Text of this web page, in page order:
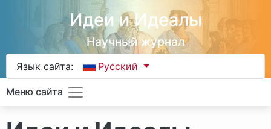
Идеи и Идеалы
Научный журнал
Язык сайта: Русский
Меню сайта